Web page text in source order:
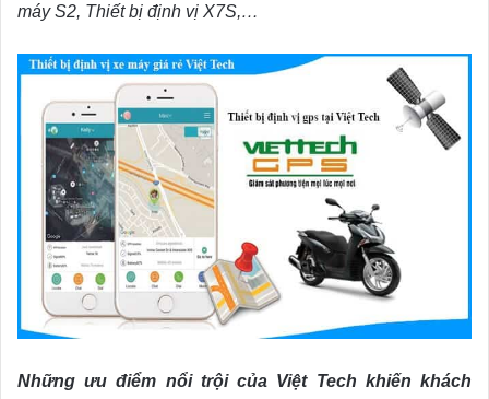
máy S2, Thiết bị định vị X7S,…
Những ưu điểm nổi trội của Việt Tech khiến khách